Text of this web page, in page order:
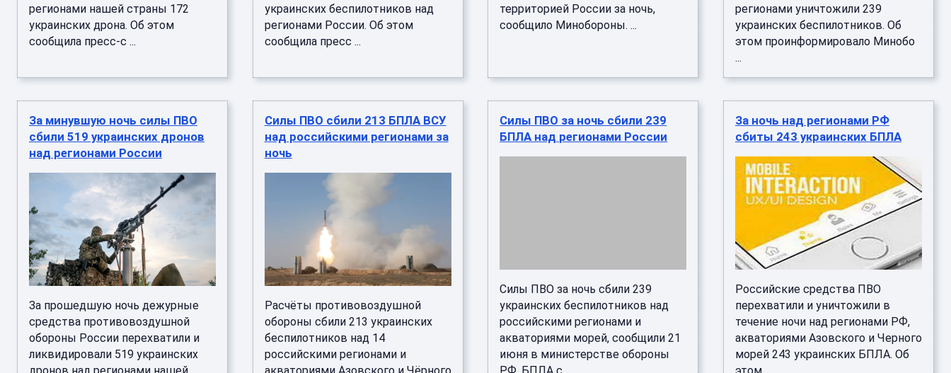
регионами нашей страны 172
украинских дрона. Об этом
сообщила пресс-с ...
украинских беспилотников над
регионами России. Об этом
сообщила пресс ...
территорией России за ночь,
сообщило Минобороны. ...
регионами уничтожили 239
украинских беспилотников. Об
этом проинформировало Минобо
...
За минувшую ночь силы ПВО
сбили 519 украинских дронов
над регионами России
За прошедшую ночь дежурные
средства противовоздушной
обороны России перехватили и
ликвидировали 519 украинских
Силы ПВО сбили 213 БПЛА ВСУ
над российскими регионами за
ночь
Расчёты противовоздушной
обороны сбили 213 украинских
беспилотников над 14
российскими регионами и
Силы ПВО за ночь сбили 239
БПЛА над регионами России
Силы ПВО за ночь сбили 239
украинских беспилотников над
российскими регионами и
акваториями морей, сообщили 21
июня в министерстве обороны
За ночь над регионами РФ
сбиты 243 украинских БПЛА
Российские средства ПВО
перехватили и уничтожили в
течение ночи над регионами РФ,
акваториями Азовского и Черного
морей 243 украинских БПЛА. Об